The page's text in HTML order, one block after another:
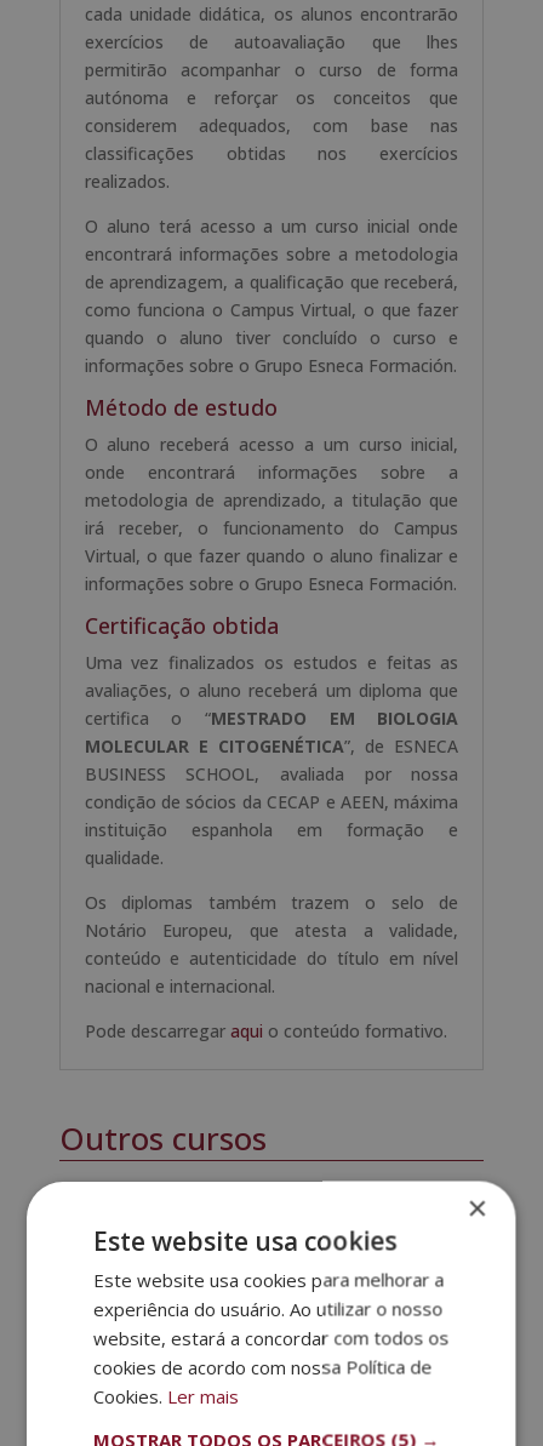
cada unidade didática, os alunos encontrarão
exercícios de autoavaliação que lhes
permitirão acompanhar o curso de forma
autónoma e reforçar os conceitos que
considerem adequados, com base nas
classificações obtidas nos exercícios
realizados.
O aluno terá acesso a um curso inicial onde
encontrará informações sobre a metodologia
de aprendizagem, a qualificação que receberá,
como funciona o Campus Virtual, o que fazer
quando o aluno tiver concluído o curso e
informações sobre o Grupo Esneca Formación.
Método de estudo
O aluno receberá acesso a um curso inicial,
onde encontrará informações sobre a
metodologia de aprendizado, a titulação que
irá receber, o funcionamento do Campus
Virtual, o que fazer quando o aluno finalizar e
informações sobre o Grupo Esneca Formación.
Certificação obtida
Uma vez finalizados os estudos e feitas as
avaliações, o aluno receberá um diploma que
certifica o “MESTRADO EM BIOLOGIA
MOLECULAR E CITOGENÉTICA”, de ESNECA
BUSINESS SCHOOL, avaliada por nossa
condição de sócios da CECAP e AEEN, máxima
instituição espanhola em formação e
qualidade.
Os diplomas também trazem o selo de
Notário Europeu, que atesta a validade,
conteúdo e autenticidade do título em nível
nacional e internacional.
Pode descarregar aqui o conteúdo formativo.
Outros cursos
×
Este website usa cookies
Este website usa cookies para melhorar a
experiência do usuário. Ao utilizar o nosso
website, estará a concordar com todos os
cookies de acordo com nossa Política de
Cookies. Ler mais
MOSTRAR TODOS OS PARCEIROS (5) →